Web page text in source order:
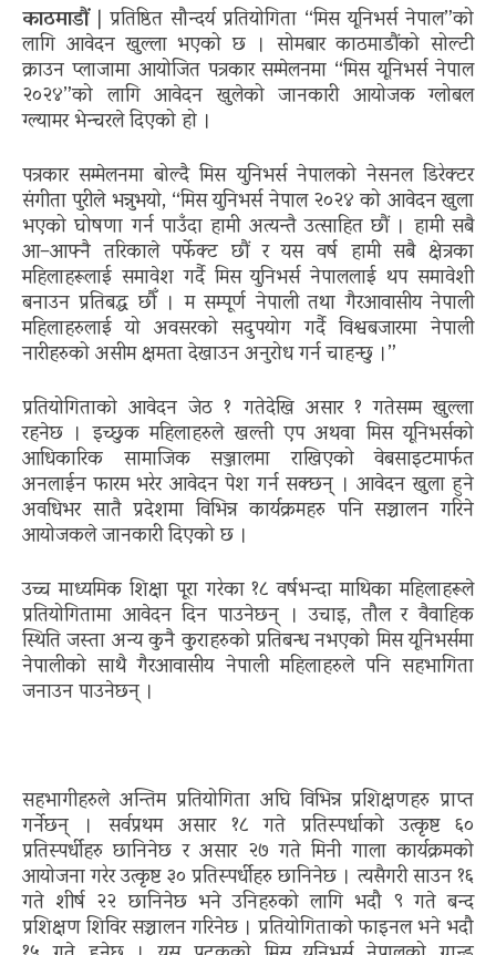
काठमाडौं | प्रतिष्ठित सौन्दर्य प्रतियोगिता “मिस यूनिभर्स नेपाल”को
लागि आवेदन खुल्ला भएको छ । सोमबार काठमाडौंको सोल्टी
क्राउन प्लाजामा आयोजित पत्रकार सम्मेलनमा “मिस यूनिभर्स नेपाल
२०२४”को लागि आवेदन खुलेको जानकारी आयोजक ग्लोबल
ग्ल्यामर भेन्चरले दिएको हो ।
पत्रकार सम्मेलनमा बोल्दै मिस युनिभर्स नेपालको नेसनल डिरेक्टर
संगीता पुरीले भन्नुभयो, “मिस युनिभर्स नेपाल २०२४ को आवेदन खुला
भएको घोषणा गर्न पाउँदा हामी अत्यन्तै उत्साहित छौं । हामी सबै
आ–आफ्नै तरिकाले पर्फेक्ट छौं र यस वर्ष हामी सबै क्षेत्रका
महिलाहरूलाई समावेश गर्दै मिस युनिभर्स नेपाललाई थप समावेशी
बनाउन प्रतिबद्ध छौँ । म सम्पूर्ण नेपाली तथा गैरआवासीय नेपाली
महिलाहरुलाई यो अवसरको सदुपयोग गर्दै विश्वबजारमा नेपाली
नारीहरुको असीम क्षमता देखाउन अनुरोध गर्न चाहन्छु ।”
प्रतियोगिताको आवेदन जेठ १ गतेदेखि असार १ गतेसम्म खुल्ला
रहनेछ । इच्छुक महिलाहरुले खल्ती एप अथवा मिस यूनिभर्सको
आधिकारिक सामाजिक सञ्जालमा राखिएको वेबसाइटमार्फत
अनलाईन फारम भरेर आवेदन पेश गर्न सक्छन् । आवेदन खुला हुने
अवधिभर सातै प्रदेशमा विभिन्न कार्यक्रमहरु पनि सञ्चालन गरिने
आयोजकले जानकारी दिएको छ ।
उच्च माध्यमिक शिक्षा पूरा गरेका १८ वर्षभन्दा माथिका महिलाहरूले
प्रतियोगितामा आवेदन दिन पाउनेछन् । उचाइ, तौल र वैवाहिक
स्थिति जस्ता अन्य कुनै कुराहरुको प्रतिबन्ध नभएको मिस यूनिभर्समा
नेपालीको साथै गैरआवासीय नेपाली महिलाहरुले पनि सहभागिता
जनाउन पाउनेछन् ।
सहभागीहरुले अन्तिम प्रतियोगिता अघि विभिन्न प्रशिक्षणहरु प्राप्त
गर्नेछन् । सर्वप्रथम असार १८ गते प्रतिस्पर्धाको उत्कृष्ट ६०
प्रतिस्पर्धीहरु छानिनेछ र असार २७ गते मिनी गाला कार्यक्रमको
आयोजना गरेर उत्कृष्ट ३० प्रतिस्पर्धीहरु छानिनेछ । त्यसैगरी साउन १६
गते शीर्ष २२ छानिनेछ भने उनिहरुको लागि भदौ ९ गते बन्द
प्रशिक्षण शिविर सञ्चालन गरिनेछ । प्रतियोगिताको फाइनल भने भदौ